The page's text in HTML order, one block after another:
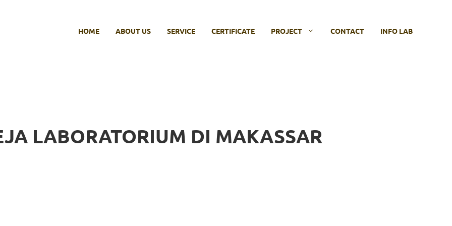
HOME ABOUT US SERVICE CERTIFICATE PROJECT CONTACT INFO LAB
LABORATORIUM DI MAKASSAR